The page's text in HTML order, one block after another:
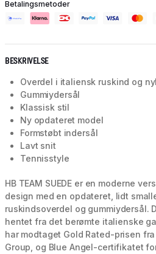
Betalingsmetoder
BESKRIVELSE
Overdel i italiensk ruskind og
Gummiydersål
Klassisk stil
Ny opdateret model
Formstøbt indersål
Lavt snit
Tennisstyle
HB TEAM SUEDE er en moderne
design med en opdateret, lidt
ruskindsoverdel og gummiydersål.
hentet fra det berømte italienske
har modtaget Gold Rated-prisen
Group, og Blue Angel-certifikatet